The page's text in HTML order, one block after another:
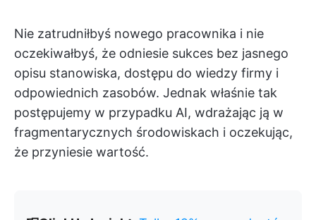
Nie zatrudniłbyś nowego pracownika i nie
oczekiwałbyś, że odniesie sukces bez jasnego
opisu stanowiska, dostępu do wiedzy firmy i
odpowiednich zasobów. Jednak właśnie tak
postępujemy w przypadku AI, wdrażając ją w
fragmentarycznych środowiskach i oczekując,
że przyniesie wartość.